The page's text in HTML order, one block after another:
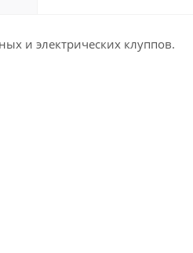
и электрических клуппов.